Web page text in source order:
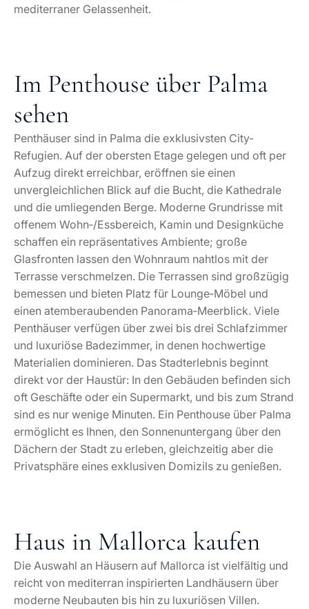
mediterraner Gelassenheit.
Im Penthouse über Palma
sehen
Penthäuser sind in Palma die exklusivsten City-
Refugien. Auf der obersten Etage gelegen und oft per
Aufzug direkt erreichbar, eröffnen sie einen
unvergleichlichen Blick auf die Bucht, die Kathedrale
und die umliegenden Berge. Moderne Grundrisse mit
offenem Wohn‑/Essbereich, Kamin und Designküche
schaffen ein repräsentatives Ambiente; große
Glasfronten lassen den Wohnraum nahtlos mit der
Terrasse verschmelzen. Die Terrassen sind großzügig
bemessen und bieten Platz für Lounge‑Möbel und
einen atemberaubenden Panorama‑Meerblick. Viele
Penthäuser verfügen über zwei bis drei Schlafzimmer
und luxuriöse Badezimmer, in denen hochwertige
Materialien dominieren. Das Stadterlebnis beginnt
direkt vor der Haustür: In den Gebäuden befinden sich
oft Geschäfte oder ein Supermarkt, und bis zum Strand
sind es nur wenige Minuten. Ein Penthouse über Palma
ermöglicht es Ihnen, den Sonnenuntergang über den
Dächern der Stadt zu erleben, gleichzeitig aber die
Privatsphäre eines exklusiven Domizils zu genießen.
Haus in Mallorca kaufen
Die Auswahl an Häusern auf Mallorca ist vielfältig und
reicht von mediterran inspirierten Landhäusern über
moderne Neubauten bis hin zu luxuriösen Villen.